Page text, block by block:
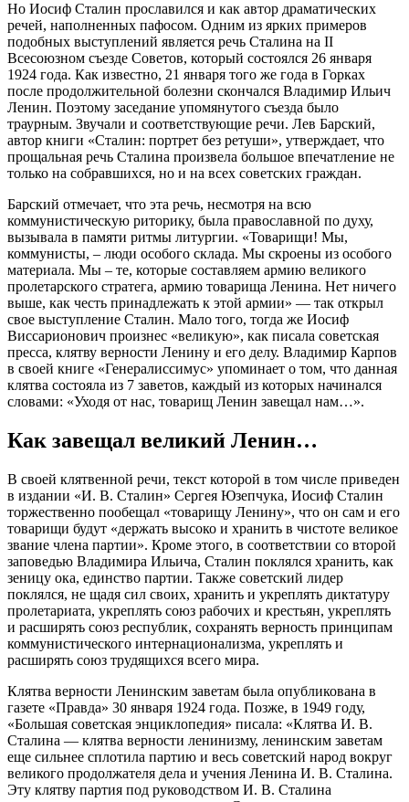
Но Иосиф Сталин прославился и как автор драматических
речей, наполненных пафосом. Одним из ярких примеров
подобных выступлений является речь Сталина на II
Всесоюзном съезде Советов, который состоялся 26 января
1924 года. Как известно, 21 января того же года в Горках
после продолжительной болезни скончался Владимир Ильич
Ленин. Поэтому заседание упомянутого съезда было
траурным. Звучали и соответствующие речи. Лев Барский,
автор книги «Сталин: портрет без ретуши», утверждает, что
прощальная речь Сталина произвела большое впечатление не
только на собравшихся, но и на всех советских граждан.
Барский отмечает, что эта речь, несмотря на всю
коммунистическую риторику, была православной по духу,
вызывала в памяти ритмы литургии. «Товарищи! Мы,
коммунисты, – люди особого склада. Мы скроены из особого
материала. Мы – те, которые составляем армию великого
пролетарского стратега, армию товарища Ленина. Нет ничего
выше, как честь принадлежать к этой армии» — так открыл
свое выступление Сталин. Мало того, тогда же Иосиф
Виссарионович произнес «великую», как писала советская
пресса, клятву верности Ленину и его делу. Владимир Карпов
в своей книге «Генералиссимус» упоминает о том, что данная
клятва состояла из 7 заветов, каждый из которых начинался
словами: «Уходя от нас, товарищ Ленин завещал нам…».
Как завещал великий Ленин…
В своей клятвенной речи, текст которой в том числе приведен
в издании «И. В. Сталин» Сергея Юзепчука, Иосиф Сталин
торжественно пообещал «товарищу Ленину», что он сам и его
товарищи будут «держать высоко и хранить в чистоте великое
звание члена партии». Кроме этого, в соответствии со второй
заповедью Владимира Ильича, Сталин поклялся хранить, как
зеницу ока, единство партии. Также советский лидер
поклялся, не щадя сил своих, хранить и укреплять диктатуру
пролетариата, укреплять союз рабочих и крестьян, укреплять
и расширять союз республик, сохранять верность принципам
коммунистического интернационализма, укреплять и
расширять союз трудящихся всего мира.
Клятва верности Ленинским заветам была опубликована в
газете «Правда» 30 января 1924 года. Позже, в 1949 году,
«Большая советская энциклопедия» писала: «Клятва И. В.
Сталина — клятва верности ленинизму, ленинским заветам
еще сильнее сплотила партию и весь советский народ вокруг
великого продолжателя дела и учения Ленина И. В. Сталина.
Эту клятву партия под руководством И. В. Сталина